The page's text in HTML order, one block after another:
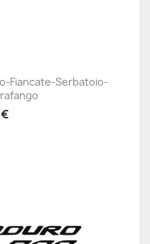
Fiancate-Serbatoio-